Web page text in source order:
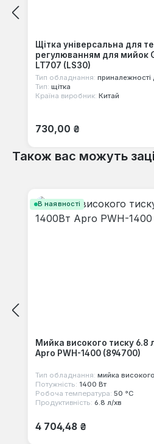
Щітка універсальна для
регулюванням для мийок
LT707 (LS30)
Тип обладнання:
Тип: щітка
Країна виробник: Китай
Звичайна ціна:
730,00 ₴
Також вас можуть
В наявності
Мийка високого тиску 6.8
Apro PWH-1400 (894700)
Тип обладнання: мийка
Потужність: 1400 Вт
Робоча температура: 50 °C
Продуктивність: 6.8 л/хв
Звичайна ціна:
4 704,48 ₴